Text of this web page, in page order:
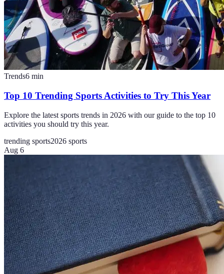
Trends6 min
Top 10 Trending Sports Activities to Try This Year
Explore the latest sports trends in 2026 with our guide to the top 10
activities you should try this year.
trending sports2026 sports
Aug 6